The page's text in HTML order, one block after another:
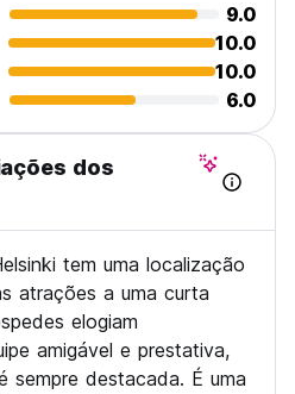
9.0
10.0
10.0
6.0
dos
tem uma localização
atrações a uma curta
elogiam
amigável e prestativa,
sempre destacada. É uma